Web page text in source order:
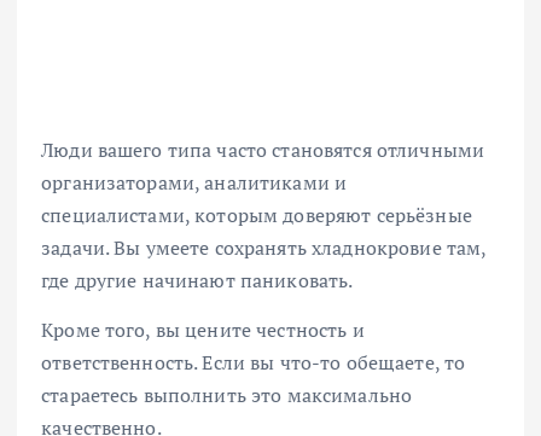
Люди вашего типа часто становятся отличными
организаторами, аналитиками и
специалистами, которым доверяют серьёзные
задачи. Вы умеете сохранять хладнокровие там,
где другие начинают паниковать.
Кроме того, вы цените честность и
ответственность. Если вы что-то обещаете, то
стараетесь выполнить это максимально
качественно.